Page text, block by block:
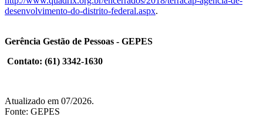
desenvolvimento-do-distrito-federal.aspx.
Gerência Gestão de Pessoas - GEPES
Contato: (61) 3342-1630
Atualizado em 07/2026.
Fonte: GEPES